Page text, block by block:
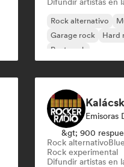
Rock alternativo
Garage rock
Hard
Post punk
Emisoras
&gt; 900
Rock alternativo
Rock experimental
Difundir artistas en